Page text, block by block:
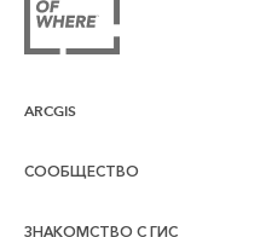
ARCGIS
Обзор ArcGIS
СООБЩЕСТВО
ЗНАКОМСТВО С ГИС